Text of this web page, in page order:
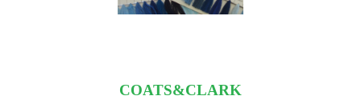
COATS&CLARK